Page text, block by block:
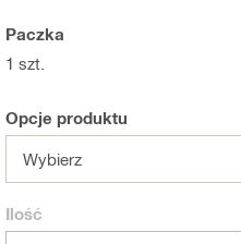
Paczka
1 szt.
Opcje produktu
Wybierz
Ilość